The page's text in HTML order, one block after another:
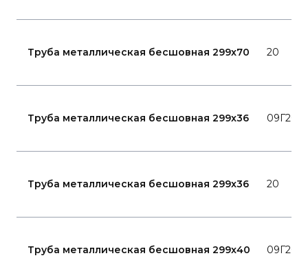
Труба металлическая бесшовная 299x70 20
Труба металлическая бесшовная 299x36 09Г2С
Труба металлическая бесшовная 299x36 20
Труба металлическая бесшовная 299x40 09Г2С